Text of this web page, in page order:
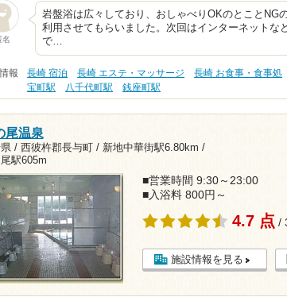
名
岩盤浴は広々しており、おしゃべりOKのとことNG
利用させてもらいました。次回はインターネットな
で…
報 長崎 宿泊 長崎 エステ・マッサージ 長崎 お食事・食事処
宝町駅
八千代町駅 銭座町駅
尾温泉
/ 西彼杵郡長与町 / 新地中華街駅6.80km /
駅605m
■営業時間 9:30～23:00
■入浴料 800円～
4.7 点 /
施設情報を見る